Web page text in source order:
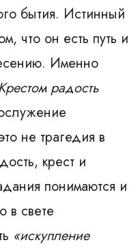
бытия. Истинный
что он есть путь и
Именно
радость
не трагедия в
крест и
понимаются и
в свете
«искупление